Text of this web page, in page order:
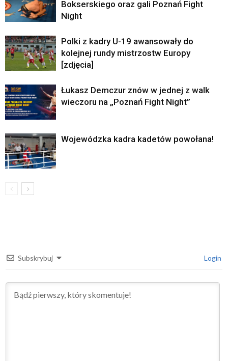
Bokserskiego oraz gali Poznań Fight
Night
Polki z kadry U-19 awansowały do
kolejnej rundy mistrzostw Europy
[zdjęcia]
Łukasz Demczur znów w jednej z walk
wieczoru na „Poznań Fight Night”
Wojewódzka kadra kadetów powołana!
Subskrybuj Login